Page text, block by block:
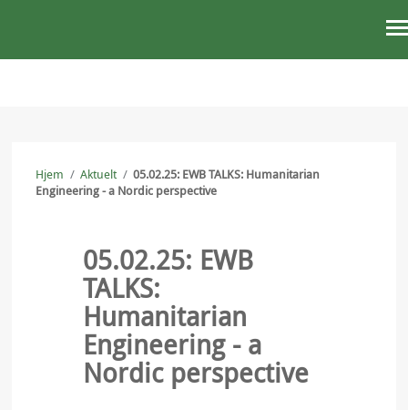
OM OSS
PRESSE
KONTAKT OSS
Hjem / Aktuelt / 05.02.25: EWB TALKS: Humanitarian
Engineering - a Nordic perspective
05.02.25: EWB
TALKS:
Humanitarian
Engineering - a
Nordic perspective